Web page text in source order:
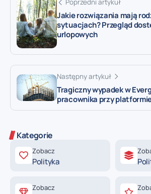
Poprzedni artykuł
Jakie rozwiązania mają
sytuacjach? Przegląd
urlopowych
Następny artykuł
Tragiczny wypadek w
pracownika przy
Kategorie
Zobacz
Polityka
Zobacz